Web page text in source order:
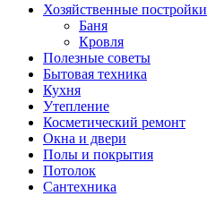
Хозяйственные постройки
Баня
Кровля
Полезные советы
Бытовая техника
Кухня
Утепление
Косметический ремонт
Окна и двери
Полы и покрытия
Потолок
Сантехника